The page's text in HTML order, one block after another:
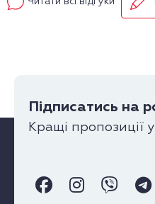
Підписатись на
Кращі пропозиції